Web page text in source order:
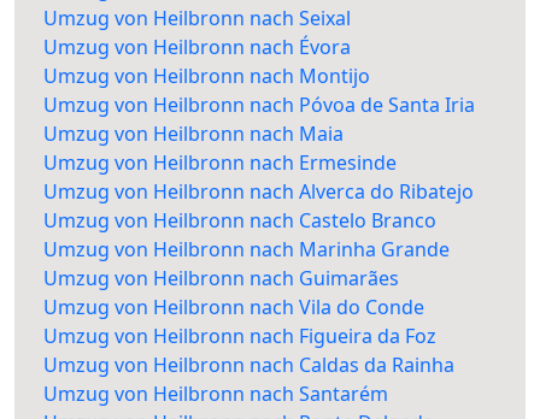
Umzug von Heilbronn nach Seixal
Umzug von Heilbronn nach Évora
Umzug von Heilbronn nach Montijo
Umzug von Heilbronn nach Póvoa de Santa Iria
Umzug von Heilbronn nach Maia
Umzug von Heilbronn nach Ermesinde
Umzug von Heilbronn nach Alverca do Ribatejo
Umzug von Heilbronn nach Castelo Branco
Umzug von Heilbronn nach Marinha Grande
Umzug von Heilbronn nach Guimarães
Umzug von Heilbronn nach Vila do Conde
Umzug von Heilbronn nach Figueira da Foz
Umzug von Heilbronn nach Caldas da Rainha
Umzug von Heilbronn nach Santarém